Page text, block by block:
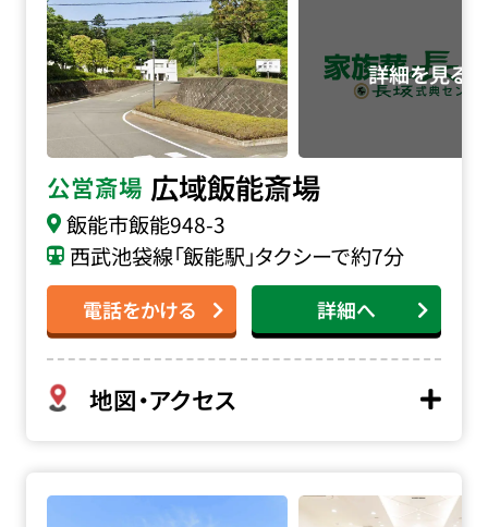
公営斎場 広域飯能斎場
飯能市飯能948-3
西武池袋線「飯能駅」タクシーで約7分
電話をかける 詳細へ
地図・アクセス